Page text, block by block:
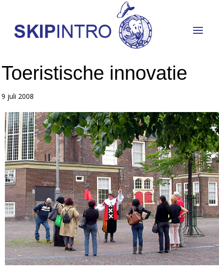
Toeristische innovatie
9 juli 2008